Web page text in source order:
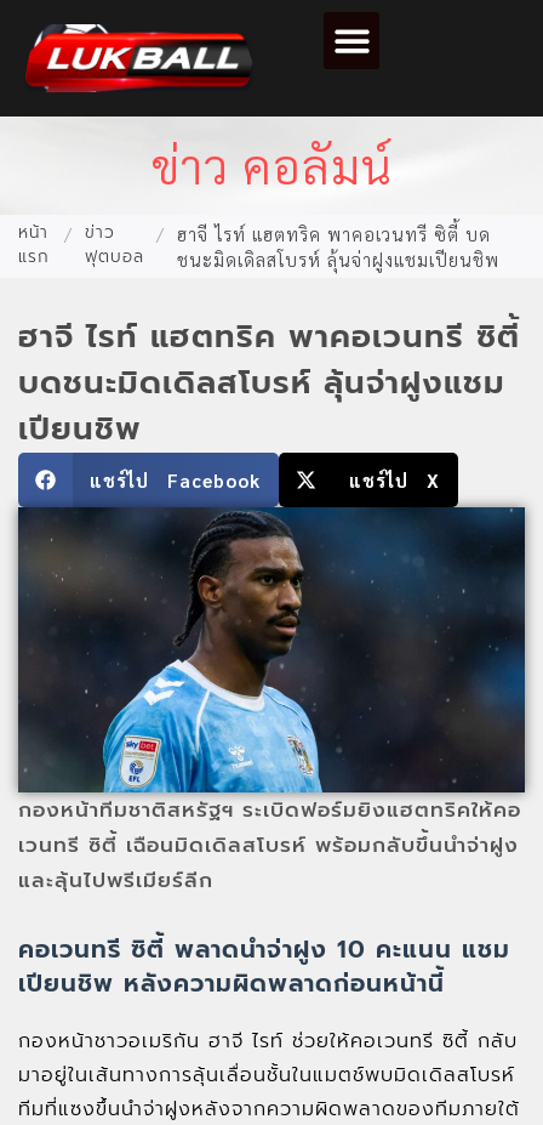
ข่าว คอลัมน์
หน้า
แรก
/ ข่าว
ฟุตบอล
/
ฮาจี ไรท์ แฮตทริค พาคอเวนทรี ซิตี้ บด
ชนะมิดเดิลสโบรห์ ลุ้นจ่าฝูงแชมเปียนชิพ
ฮาจี ไรท์ แฮตทริค พาคอเวนทรี ซิตี้
บดชนะมิดเดิลสโบรห์ ลุ้นจ่าฝูงแชม
เปียนชิพ
แชร์ไป Facebook แชร์ไป X
กองหน้าทีมชาติสหรัฐฯ ระเบิดฟอร์มยิงแฮตทริคให้คอ
เวนทรี ซิตี้ เฉือนมิดเดิลสโบรห์ พร้อมกลับขึ้นนำจ่าฝูง
และลุ้นไปพรีเมียร์ลีก
คอเวนทรี ซิตี้ พลาดนำจ่าฝูง 10 คะแนน แชม
เปียนชิพ หลังความผิดพลาดก่อนหน้านี้
กองหน้าชาวอเมริกัน ฮาจี ไรท์ ช่วยให้คอเวนทรี ซิตี้ กลับ
มาอยู่ในเส้นทางการลุ้นเลื่อนชั้นในแมตช์พบมิดเดิลสโบรห์
ทีมที่แซงขึ้นนำจ่าฝูงหลังจากความผิดพลาดของทีมภายใต้